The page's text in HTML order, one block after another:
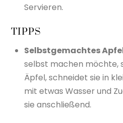
Servieren.
TIPPS
Selbstgemachtes
selbst machen möchte,
Äpfel, schneidet sie in
mit etwas Wasser und
sie anschließend.